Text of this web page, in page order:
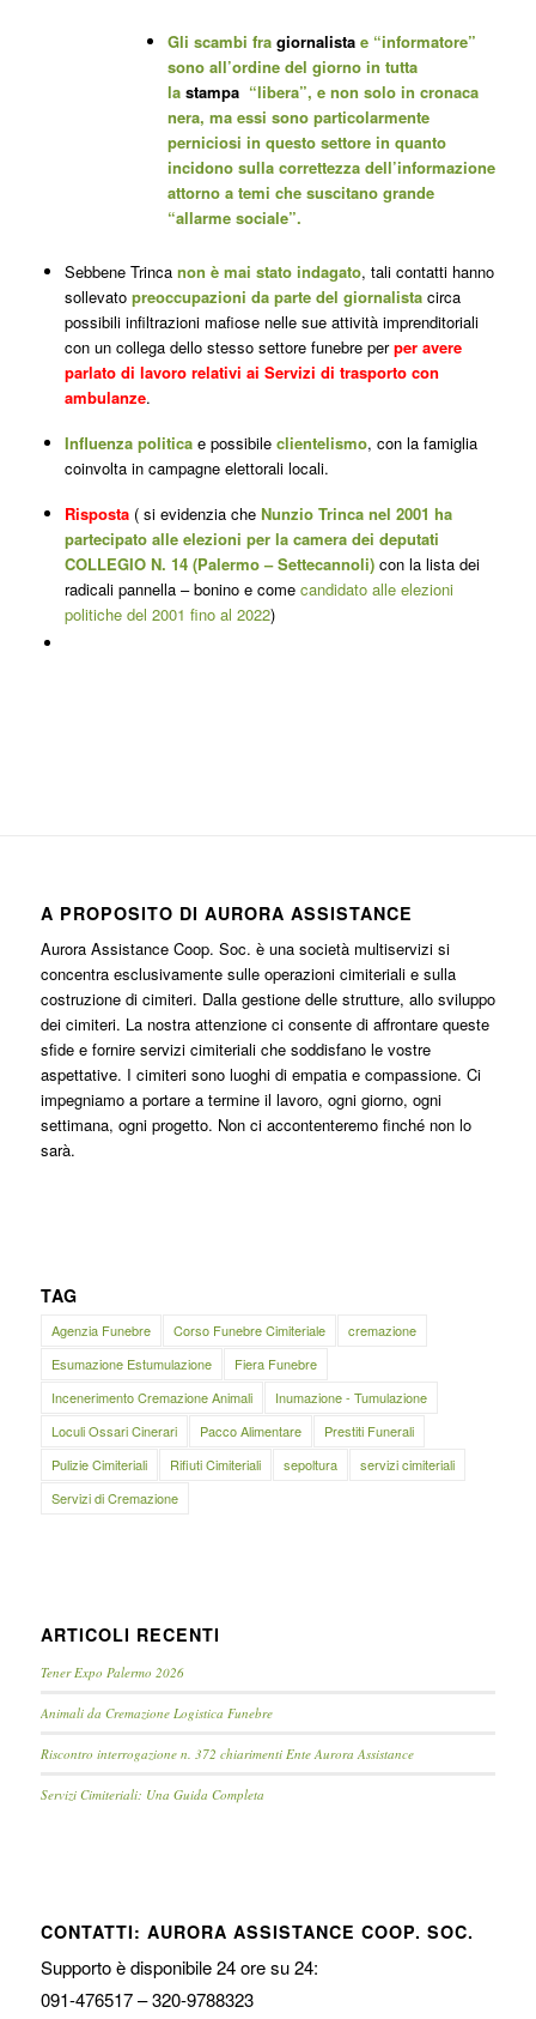
Gli scambi fra giornalistae “informatore”
sono all’ordine del giorno in tutta
la stampa“libera”, e non solo in cronaca
nera, ma essi sono particolarmente
perniciosi in questo settore in quanto
incidono sulla correttezza dell’informazione
attorno a temi che suscitano grande
“allarme sociale”.
Sebbene Trinca non è mai stato indagato, tali contatti hanno
sollevato preoccupazioni da parte del giornalista circa
possibili infiltrazioni mafiose nelle sue attività imprenditoriali
con un collega dello stesso settore funebre perper avere
parlato di lavoro relativi ai Servizi di trasporto con
ambulanze.
Influenza politicae possibile clientelismo, con la famiglia
coinvolta in campagne elettorali locali.
Risposta( si evidenzia che Nunzio Trinca nel 2001 ha
partecipato alle elezioni per la camera dei deputati
COLLEGIO N. 14 (Palermo – Settecannoli)con la lista dei
radicali pannella – bonino e come candidato alle elezioni
politiche del 2001 fino al 2022)
A PROPOSITO DI AURORA ASSISTANCE
Aurora Assistance Coop. Soc. è una società multiservizi si
concentra esclusivamente sulle operazioni cimiteriali e sulla
costruzione di cimiteri. Dalla gestione delle strutture, allo sviluppo
dei cimiteri. La nostra attenzione ci consente di affrontare queste
sfide e fornire servizi cimiteriali che soddisfano le vostre
aspettative. I cimiteri sono luoghi di empatia e compassione. Ci
impegniamo a portare a termine il lavoro, ogni giorno, ogni
settimana, ogni progetto. Non ci accontenteremo finché non lo
sarà.
TAG
Agenzia Funebre Corso Funebre Cimiteriale
cremazione
Esumazione Estumulazione
Fiera Funebre
Incenerimento Cremazione Animali
Inumazione - Tumulazione
Loculi Ossari Cinerari
Pacco Alimentare
Prestiti Funerali
Pulizie Cimiteriali
Rifiuti Cimiteriali sepoltura
servizi cimiteriali
Servizi di Cremazione
ARTICOLI RECENTI
Tener Expo Palermo 2026
Animali da Cremazione Logistica Funebre
Riscontro interrogazione n. 372 chiarimenti Ente Aurora Assistance
Servizi Cimiteriali: Una Guida Completa
CONTATTI: AURORA ASSISTANCE COOP. SOC.
Supporto è disponibile 24 ore su 24:
091-476517 – 320-9788323